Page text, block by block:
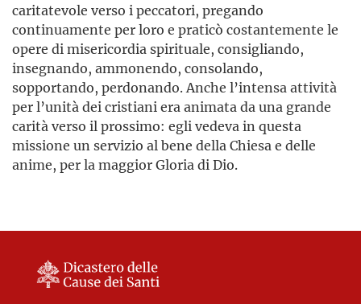
caritatevole verso i peccatori, pregando
continuamente per loro e praticò costantemente le
opere di misericordia spirituale, consigliando,
insegnando, ammonendo, consolando,
sopportando, perdonando. Anche l’intensa attività
per l’unità dei cristiani era animata da una grande
carità verso il prossimo: egli vedeva in questa
missione un servizio al bene della Chiesa e delle
anime, per la maggior Gloria di Dio.